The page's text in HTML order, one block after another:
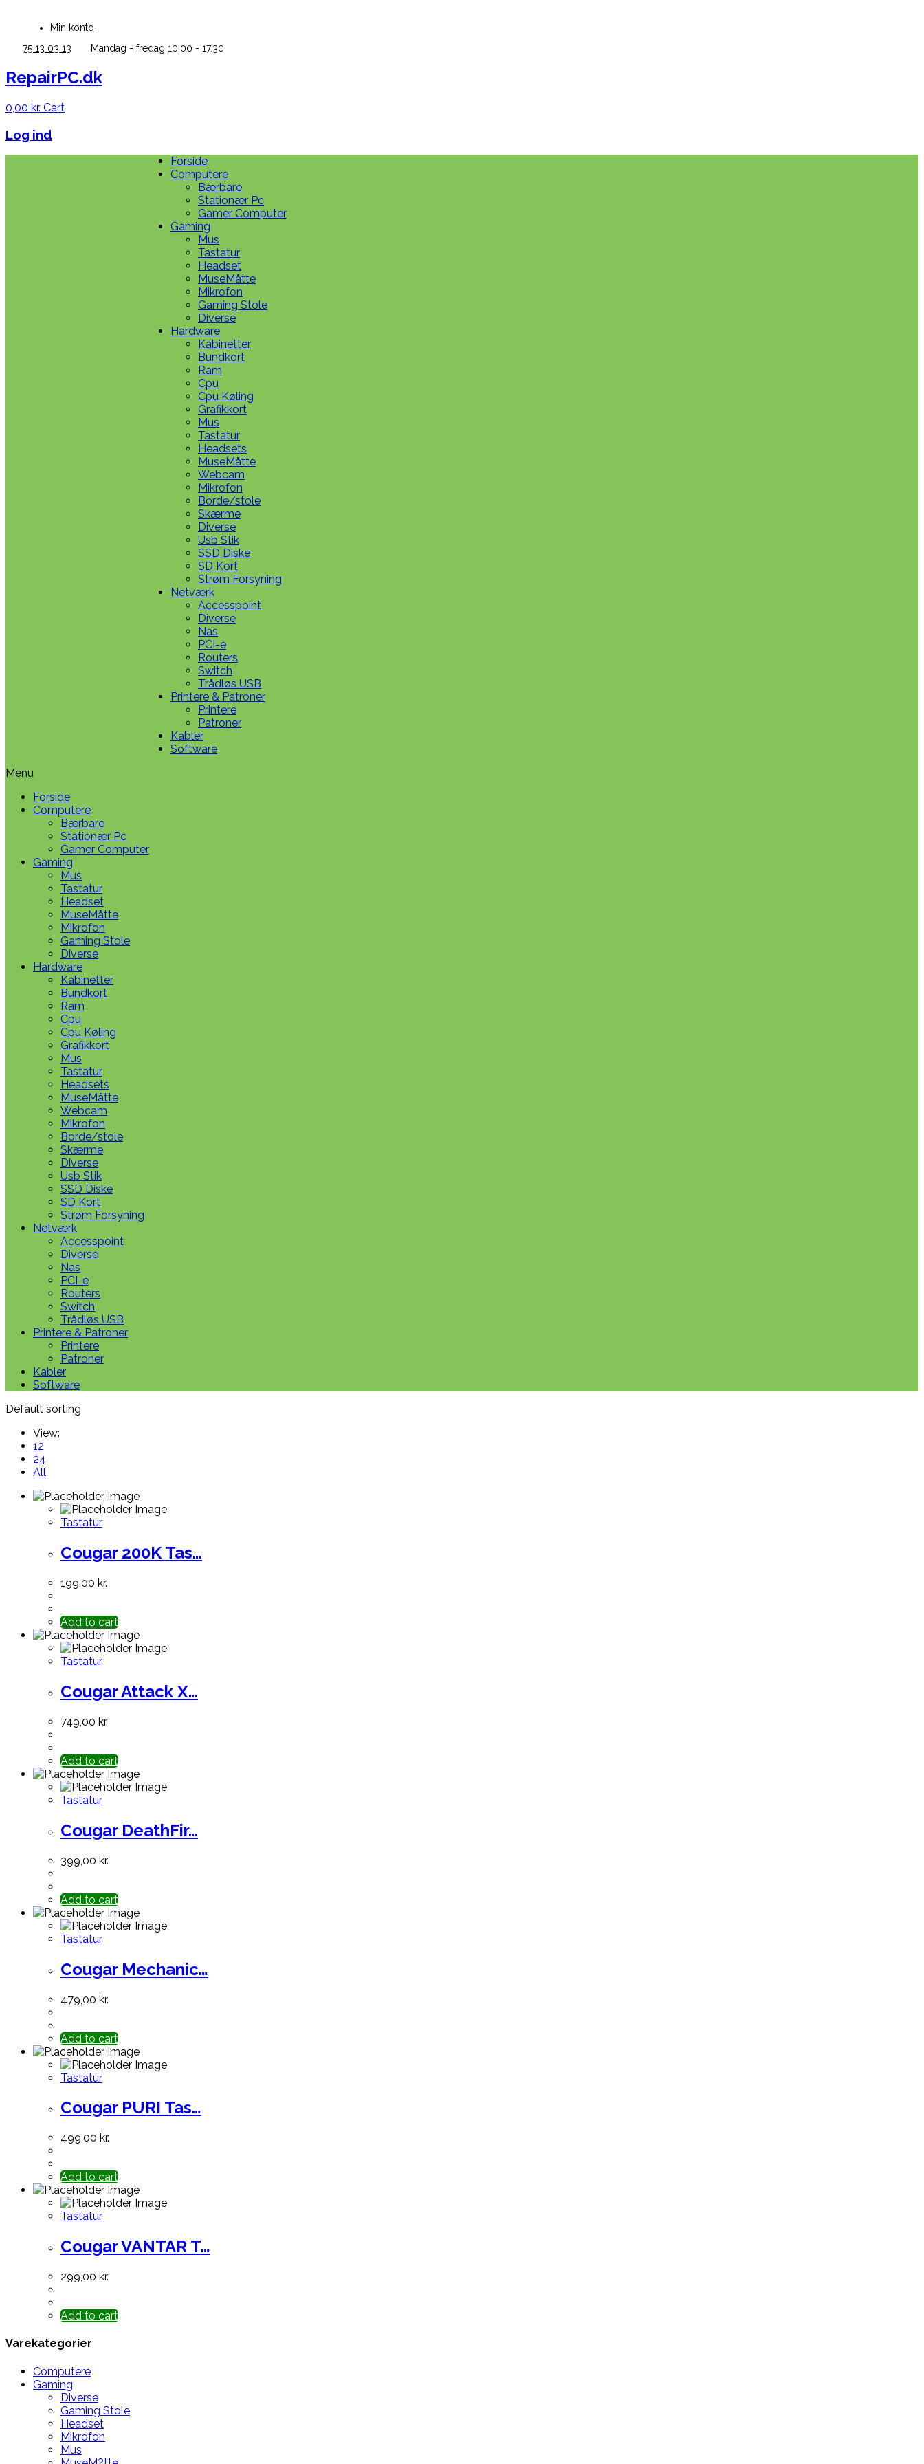
Min konto
75 13 03 13
Mandag - fredag 10.00 - 17.30
RepairPC.dk
0,00 kr. Cart
Log ind
Forside
Computere
Bærbare
Stationær Pc
Gamer Computer
Gaming
Mus
Tastatur
Headset
MuseMåtte
Mikrofon
Gaming Stole
Diverse
Hardware
Kabinetter
Bundkort
Ram
Cpu
Cpu Køling
Grafikkort
Mus
Tastatur
Headsets
MuseMåtte
Webcam
Mikrofon
Borde/stole
Skærme
Diverse
Usb Stik
SSD Diske
SD Kort
Strøm Forsyning
Netværk
Accesspoint
Diverse
Nas
PCI-e
Routers
Switch
Trådløs USB
Printere & Patroner
Printere
Patroner
Kabler
Software
Menu
Forside
Computere
Bærbare
Stationær Pc
Gamer Computer
Gaming
Mus
Tastatur
Headset
MuseMåtte
Mikrofon
Gaming Stole
Diverse
Hardware
Kabinetter
Bundkort
Ram
Cpu
Cpu Køling
Grafikkort
Mus
Tastatur
Headsets
MuseMåtte
Webcam
Mikrofon
Borde/stole
Skærme
Diverse
Usb Stik
SSD Diske
SD Kort
Strøm Forsyning
Netværk
Accesspoint
Diverse
Nas
PCI-e
Routers
Switch
Trådløs USB
Printere & Patroner
Printere
Patroner
Kabler
Software
Default sorting
View:
12
24
All
Tastatur
Cougar 200K Tas…
199,00 kr.
Add to cart
Tastatur
Cougar Attack X…
749,00 kr.
Add to cart
Tastatur
Cougar DeathFir…
399,00 kr.
Add to cart
Tastatur
Cougar Mechanic…
479,00 kr.
Add to cart
Tastatur
Cougar PURI Tas…
499,00 kr.
Add to cart
Tastatur
Cougar VANTAR T…
299,00 kr.
Add to cart
Varekategorier
Computere
Gaming
Diverse
Gaming Stole
Headset
Mikrofon
Mus